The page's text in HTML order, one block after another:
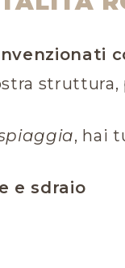
, hai
e sdraio